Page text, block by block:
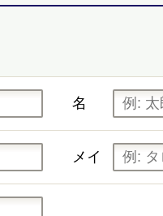
名
メイ